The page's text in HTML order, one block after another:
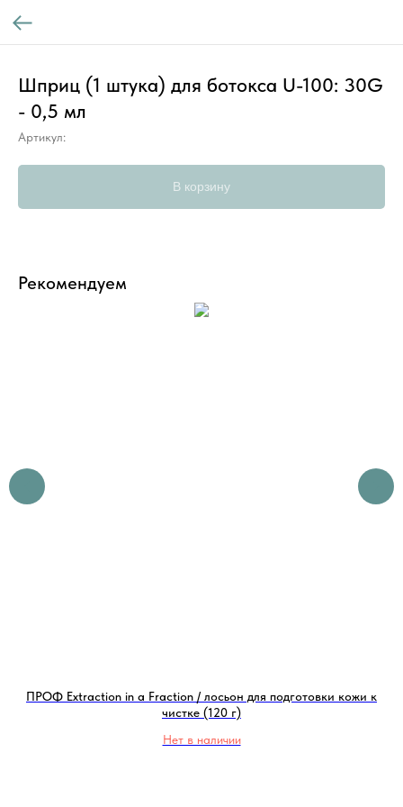
Шприц (1 штука) для ботокса U-100: 30G
- 0,5 мл
Артикул:
В корзину
Рекомендуем
ПРОФ Extraction in a Fraction / лосьон для подготовки кожи к
чистке (120 г)
Нет в наличии